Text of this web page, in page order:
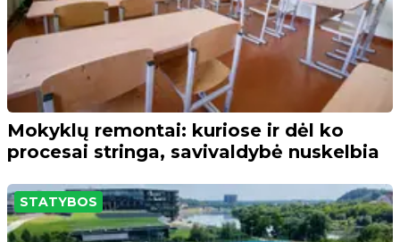
Mokyklų remontai: kuriose ir dėl ko
procesai stringa, savivaldybė nuskelbia
STATYBOS